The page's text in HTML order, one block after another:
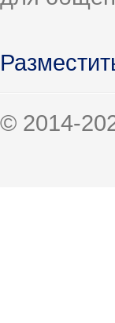
© 2014-